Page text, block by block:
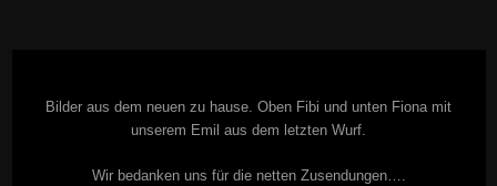
Bilder aus dem neuen zu hause. Oben Fibi und unten Fiona mit
unserem Emil aus dem letzten Wurf.
Wir bedanken uns für die netten Zusendungen….